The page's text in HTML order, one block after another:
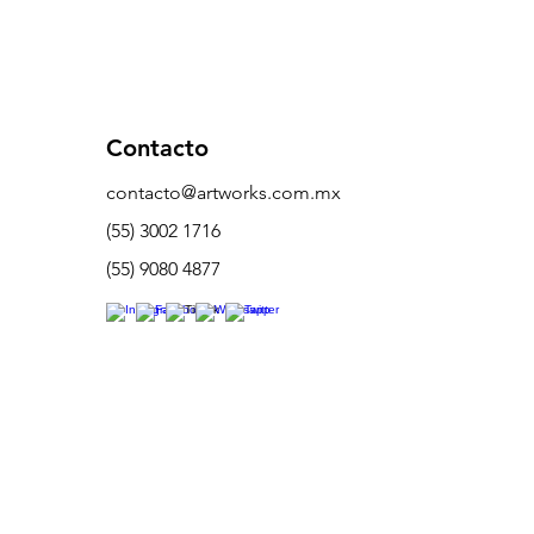
Contacto
contacto@artworks.com.mx
(55) 3002 1716
(55) 9080 4877